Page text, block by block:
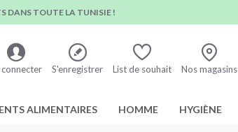
DANS TOUTE LA TUNISIE !
connecter S'enregistrer List de souhait Nos magasins
ALIMENTAIRES HOMME HYGIÈNE